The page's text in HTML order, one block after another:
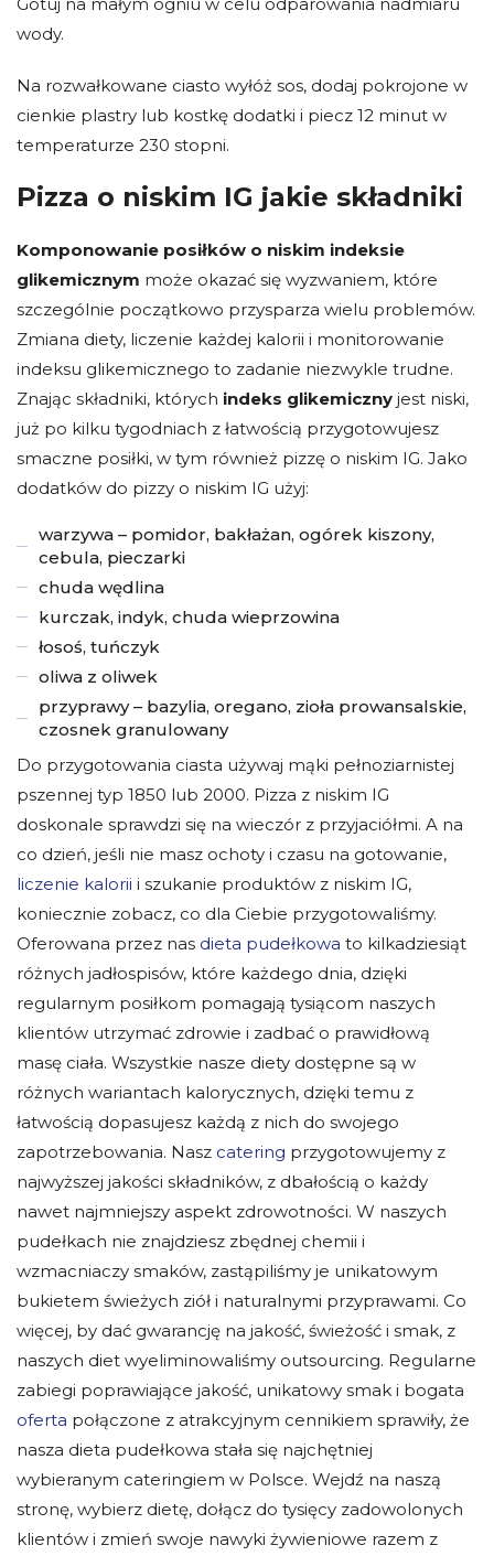
wody.
Na rozwałkowane ciasto wyłóż sos, dodaj pokrojone w
cienkie plastry lub kostkę dodatki i piecz 12 minut w
temperaturze 230 stopni.
Pizza o niskim IG jakie składniki
Komponowanie posiłków o niskim indeksie
glikemicznym może okazać się wyzwaniem, które
szczególnie początkowo przysparza wielu problemów.
Zmiana diety, liczenie każdej kalorii i monitorowanie
indeksu glikemicznego to zadanie niezwykle trudne.
Znając składniki, których indeks glikemiczny jest niski,
już po kilku tygodniach z łatwością przygotowujesz
smaczne posiłki, w tym również pizzę o niskim IG. Jako
dodatków do pizzy o niskim IG użyj:
warzywa – pomidor, bakłażan, ogórek kiszony,
cebula, pieczarki
chuda wędlina
kurczak, indyk, chuda wieprzowina
łosoś, tuńczyk
oliwa z oliwek
przyprawy – bazylia, oregano, zioła prowansalskie,
czosnek granulowany
Do przygotowania ciasta używaj mąki pełnoziarnistej
pszennej typ 1850 lub 2000. Pizza z niskim IG
doskonale sprawdzi się na wieczór z przyjaciółmi. A na
co dzień, jeśli nie masz ochoty i czasu na gotowanie,
liczenie kalorii i szukanie produktów z niskim IG,
koniecznie zobacz, co dla Ciebie przygotowaliśmy.
Oferowana przez nas dieta pudełkowa to kilkadziesiąt
różnych jadłospisów, które każdego dnia, dzięki
regularnym posiłkom pomagają tysiącom naszych
klientów utrzymać zdrowie i zadbać o prawidłową
masę ciała. Wszystkie nasze diety dostępne są w
różnych wariantach kalorycznych, dzięki temu z
łatwością dopasujesz każdą z nich do swojego
zapotrzebowania. Nasz catering przygotowujemy z
najwyższej jakości składników, z dbałością o każdy
nawet najmniejszy aspekt zdrowotności. W naszych
pudełkach nie znajdziesz zbędnej chemii i
wzmacniaczy smaków, zastąpiliśmy je unikatowym
bukietem świeżych ziół i naturalnymi przyprawami. Co
więcej, by dać gwarancję na jakość, świeżość i smak, z
naszych diet wyeliminowaliśmy outsourcing. Regularne
zabiegi poprawiające jakość, unikatowy smak i bogata
oferta połączone z atrakcyjnym cennikiem sprawiły, że
nasza dieta pudełkowa stała się najchętniej
wybieranym cateringiem w Polsce. Wejdź na naszą
stronę, wybierz dietę, dołącz do tysięcy zadowolonych
klientów i zmień swoje nawyki żywieniowe razem z